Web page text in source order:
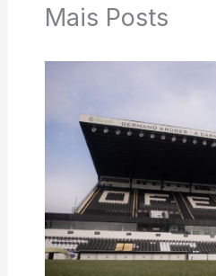
Mais Posts